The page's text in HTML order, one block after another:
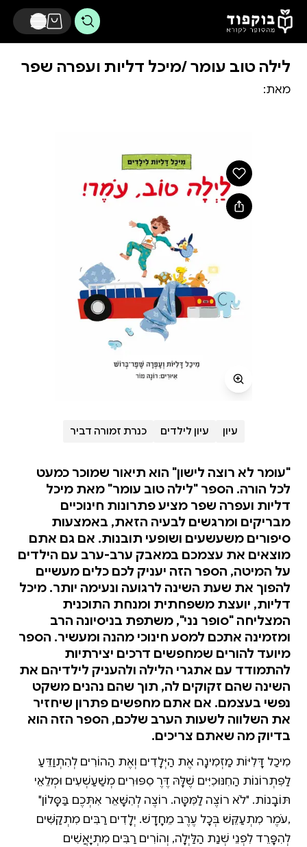
דלג לתוכן הראשי
לילה טוב עומר /מיכל דליות ועפרה שפר
מאת:
עיון עיון לילדים כנרת זמורה דביר
"עומר לא רוצה לישון" הוא תיאור שמוכר כמעט
לכל הורה. הספר "לילה טוב עומר" מאת מיכל
דליות ועפרה שפר מציע פתרונות חינוכיים
מבריקים ומרגשים לבעיה הזאת, באמצעות
סיפורים משעשעים ושופעי תובנות. אם גם אתם
מוצאים את עצמכם במאבק ערב-ערב עם הילדים
על המיטה, הספר הזה יעניק לכם כלים מעשיים
להפוך את שעת השינה לרגועה ונעימה יותר. מיכל
דליות, יועצת משפחתית ומנחת התוכנית
המצליחה "סופר נני", משתפת בניסיונה הרב
ומזמינה אתכם למסע חינוכי מהנה ומעשיר. הספר
מיועד להורים שמחפשים דרכים יצירתיות
להתמודד עם אתגרי הלילה ולהעניק לילדיהם את
השינה שהם זקוקים לה, תוך שהם נהנים משקט
נפשי בעצמם. אם אתם מחפשים פתרון שיחזיר
את השלווה לשעות הערב שלכם, הספר הזה הוא
בדיוק מה שאתם צריכים.
מִיכַל דָּלִיּוֹת מַזְמִינָה אֶת הַיְּלָדִים וְאֶת הַהוֹרִים לְהִתְוַדֵּעַ
לַפִּתְרוֹנוֹת הַחִנּוּכִיִּים שֶׁלָּהּ דֶּרֶךְ סִפּוּרִים מְשַׁעַשְׁעִים וּמְלֵאֵי
תּוֹבָנוֹת. "לֹא רוֹצֶה לַמִּטָּה. רוֹצֶה לְהִשָּׁאֵר אִתְּכֶם בַּסָּלוֹן"
,עֹמֶר מִתְעַקֵּשׁ בְּכָל עֶרֶב מֵחָדָשׁ. יְלָדִים רַבִּים מִתְקַשִּׁים
לְהִפָּרֵד לִפְנֵי שְׁנַת הַלַּיְלָה, וְהוֹרִים רַבִּים מִתְיָאֲשִׁים